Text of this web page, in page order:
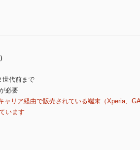
世代前まで
必要
リア経由で販売されている端末（Xperia、
います